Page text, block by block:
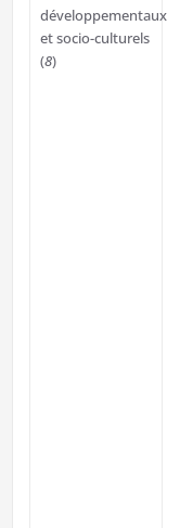
développementaux
et socio-culturels
(8)